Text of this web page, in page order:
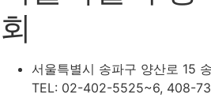
회
서울특별시 송파구 양산로 15
TEL: 02-402-5525~6, 408-